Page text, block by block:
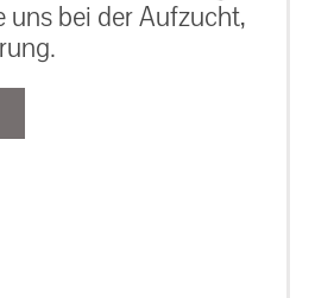
bei der Aufzucht,